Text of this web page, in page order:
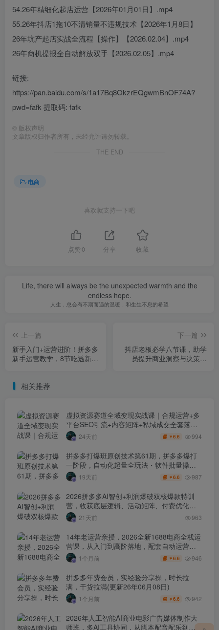
54.26年精细化起店运营【2026年01月01日】.mp4
55.26年抖店1拖10不清销量不违规技术【2026年1月8日】
26年坑产起店实战全流程【操作】【2026.02.04】.mp4
26年商机提报全自动解放双手【2026.02.05】.mp4
链接:
https://pan.baidu.com/s/1a17Bq8OkzrEQgwmBnOF74A?
pwd=fafk 提取码: fafk
© 版权声明
文章版权归作者所有，未经允许请勿转载。
THE END
电商
喜欢就支持一下吧
点赞 0 分享 收藏
Life, there will always be the unexpected warmth and the
endless hope.
人生，总会有不期而遇的温暖，和生生不息的希望
上一篇
新手入门+运营进阶！拼多多
新手运营教学，8节吃透新手
下一篇
抖店老板必学八节课，助学
员提升商业洞察与决策能
相关推荐
虚拟资源赛道全域变现实战课｜合规运营+多
平台SEO引流+内容矩阵+私域成交全套落地
玩法24天前 ￥6.6 994
拼多多打爆班原创技术第61期，拼多多爆打
一阶段，自动化起量全玩法・软件批量操
作・投产优化・大促矩阵实战课
19天前 ￥6.6 987
2026拼多多AI智创+利润爆破双核爆款特训
营，收获底层逻辑、活动矩阵、付费优化、
0-1打爆SOP
21天前 963
14年老运营亲授，2026全新1688电商全栈运
营课，从入门到高阶落地，配套自动运营表
+工具包+直播诊断等
1个月前 ￥6.6 946
拼多多年费会员，实经验分享操，时长拉
满，干货拉满(更新26年06月08日)
1个月前 ￥6.6 942
2026年人工智能AI商业电影广告媒体制作大
师班，多AI工具协同，从脚本配音配乐到电